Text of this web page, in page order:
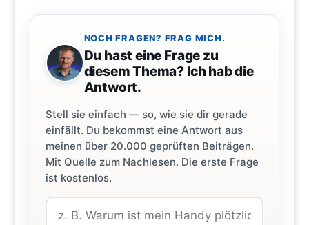
NOCH FRAGEN? FRAG MICH.
Du hast eine Frage zu
diesem Thema? Ich hab die
Antwort.
Stell sie einfach — so, wie sie dir gerade
einfällt. Du bekommst eine Antwort aus
meinen über 20.000 geprüften Beiträgen.
Mit Quelle zum Nachlesen. Die erste Frage
ist kostenlos.